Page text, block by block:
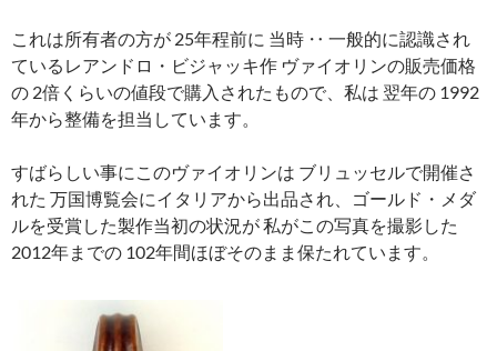
これは所有者の方が 25年程前に 当時 ‥ 一般的に認識され
ているレアンドロ・ビジャッキ作 ヴァイオリンの販売価格
の 2倍くらいの値段で購入されたもので、私は 翌年の 1992
年から整備を担当しています。
すばらしい事にこのヴァイオリンは ブリュッセルで開催さ
れた 万国博覧会にイタリアから出品され、ゴールド・メダ
ルを受賞した製作当初の状況が 私がこの写真を撮影した
2012年までの 102年間ほぼそのまま保たれています。